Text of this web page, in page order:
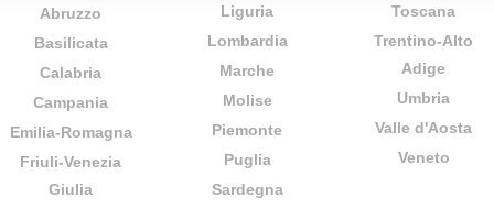
Abruzzo
Basilicata
Calabria
Campania
Emilia-Romagna
Friuli-Venezia
Giulia
Liguria
Lombardia
Marche
Molise
Piemonte
Puglia
Sardegna
Toscana
Trentino-Alto
Adige
Umbria
Valle d'Aosta
Veneto